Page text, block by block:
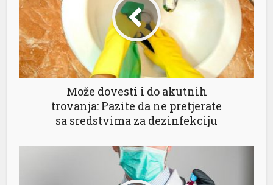
Može dovesti i do akutnih
trovanja: Pazite da ne pretjerate
sa sredstvima za dezinfekciju